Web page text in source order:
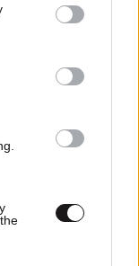
You may click to
party tags to
in below Google